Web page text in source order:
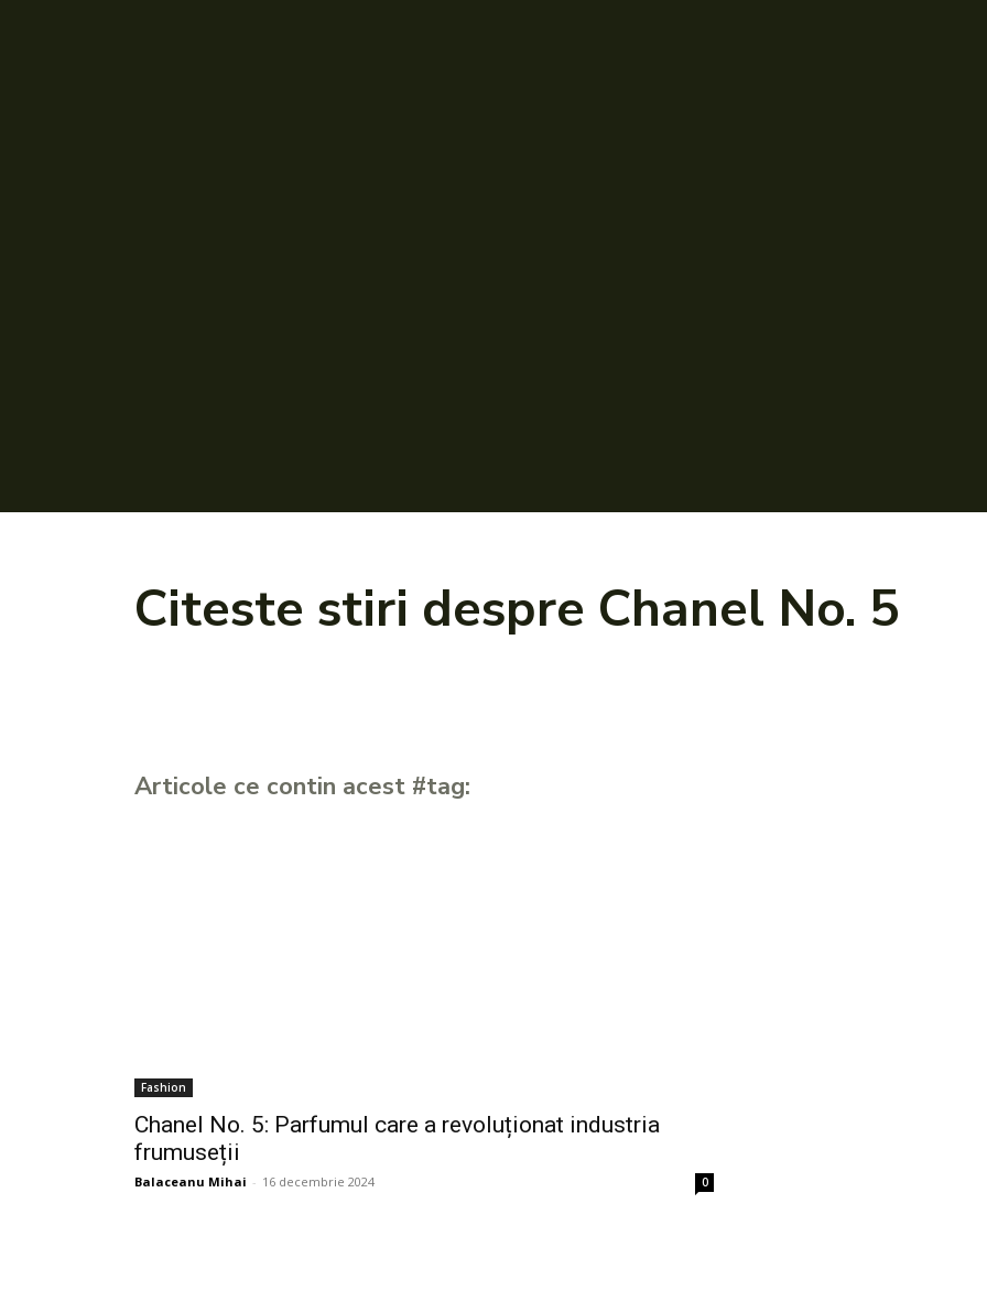
Citeste stiri despre Chanel No. 5
Articole ce contin acest #tag:
Fashion
Chanel No. 5: Parfumul care a revoluționat industria
frumuseții
Balaceanu Mihai - 16 decembrie 2024 0